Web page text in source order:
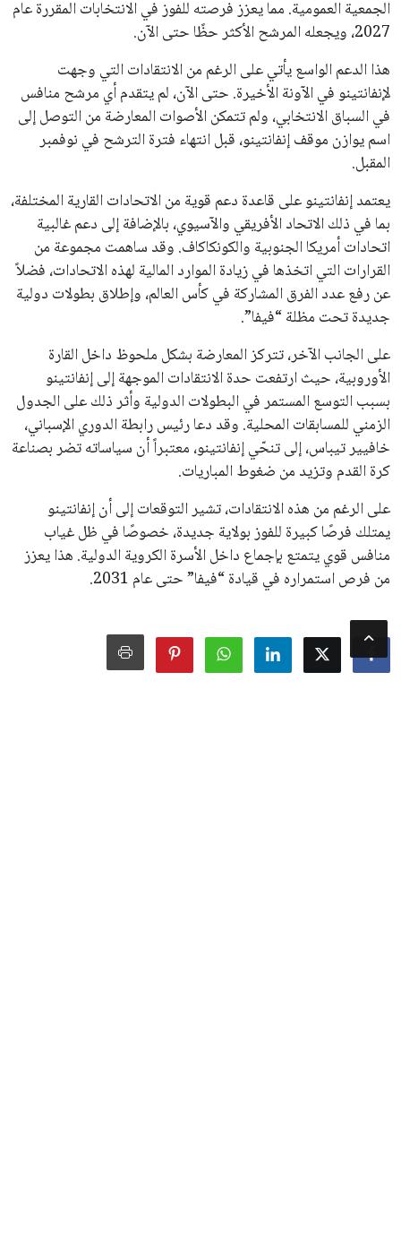
على جودتها قبل أول رشفة
خالد فؤاد 18 يوليو 2026
القائمة البريدية
انضم إلى قائمة المشتركين لدينا لتحصل على أحدث الأخبار، التحديثات
والعروض الخاصة مباشرة في صندوق بريدك
اشتراك
جميع الحقوق محفوظة لموقعنا ايوا مصر